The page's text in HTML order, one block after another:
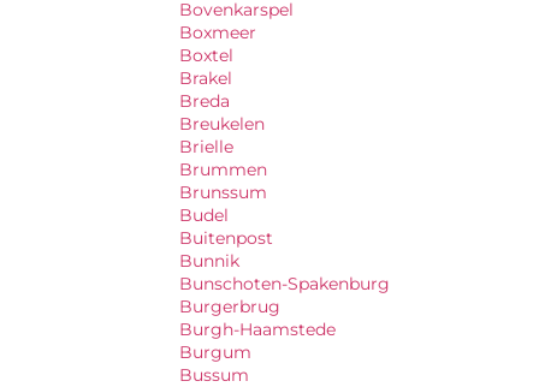
Bovenkarspel
Boxmeer
Boxtel
Brakel
Breda
Breukelen
Brielle
Brummen
Brunssum
Budel
Buitenpost
Bunnik
Bunschoten-Spakenburg
Burgerbrug
Burgh-Haamstede
Burgum
Bussum